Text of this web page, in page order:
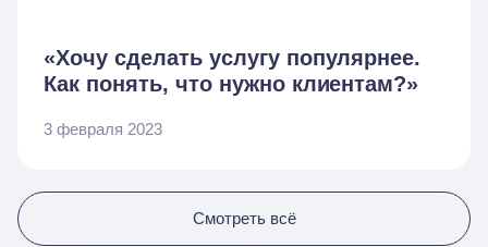
«Хочу сделать услугу популярнее.
Как понять, что нужно клиентам?»
3 февраля 2023
Смотреть всё